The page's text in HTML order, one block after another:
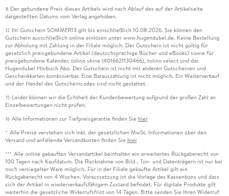
8 Der gebundene Preis dieses Artikels wird nach Ablauf des auf der Artikelseite
dargestellten Datums vom Verlag angehoben.
12 Ihr Gutschein SOMMER13 gilt bis einschließlich 10.08.2026. Sie können den
Gutschein ausschließlich online einlösen unter www.hugendubel.de. Keine Bestellung
zur Abholung mit Zahlung in der Filiale möglich. Der Gutschein ist nicht gültig für
gesetzlich preisgebundene Artikel (deutschsprachige Bücher und eBooks) sowie für
preisgebundene Kalender, tolino shine (4016621130466), tolino select und das
Hugendubel Hörbuch Abo. Der Gutschein ist nicht mit anderen Gutscheinen und
Geschenkkarten kombinierbar. Eine Barauszahlung ist nicht möglich. Ein Weiterverkauf
und der Handel des Gutscheincodes sind nicht gestattet.
15 Leider können wir die Echtheit der Kundenbewertung aufgrund der großen Zahl an
Einzelbewertungen nicht prüfen.
16 Alle Informationen zur Tiefpreisgarantie finden Sie hier
* Alle Preise verstehen sich inkl. der gesetzlichen MwSt. Informationen über den
Versand und anfallende Versandkosten finden Sie hier
*** Alle online gekauften Versandartikel beinhalten ein erweitertes Rückgaberecht von
100 Tagen nach Kaufdatum. Die Rücknahme von Bild-, Ton- und Datenträgern ist nur bei
noch versiegelter Ware möglich. Für in der Filiale gekaufte Artikel gilt ein
Rückgaberecht von 4 Wochen. Voraussetzung ist die Vorlage des Kassenbons und dass
sich der Artikel in wiederverkaufsfähigem Zustand befindet. Für digitale Produkte gilt
weiterhin die gesetzliche Widerrufsfrist von 14 Tagen. Bitte senden Sie Ihren Widerruf